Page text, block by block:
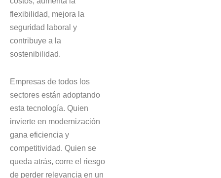
flexibilidad, mejora la
seguridad laboral y
contribuye a la
sostenibilidad.
Empresas de todos los
sectores están adoptando
esta tecnología. Quien
invierte en modernización
gana eficiencia y
competitividad. Quien se
queda atrás, corre el riesgo
de perder relevancia en un